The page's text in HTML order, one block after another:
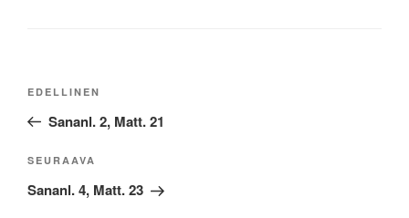
Edellinen
artikkeli
EDELLINEN
Sananl. 2, Matt. 21
Seuraava
artikkeli
SEURAAVA
Sananl. 4, Matt. 23